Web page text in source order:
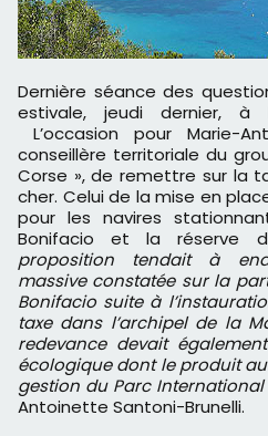
Dernière séance des questions orales avant la pause
estivale, jeudi dernier, à
L’occasion pour Marie-
conseillère territoriale du
Corse », de remettre sur la
cher. Celui de la mise en
pour les navires
Bonifacio et la réserve
proposition tendait à
massive constatée sur la
Bonifacio suite à
taxe dans l’archipel de la
redevance devait
écologique dont le produit
gestion du Parc
Antoinette Santoni-Brunelli.